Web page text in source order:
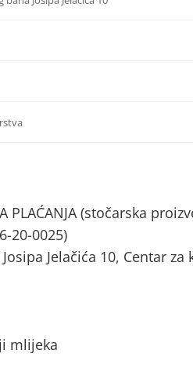
PLAĆANJA (stočarska
20-0025)
Jelačića 10, Centar
mlijeka